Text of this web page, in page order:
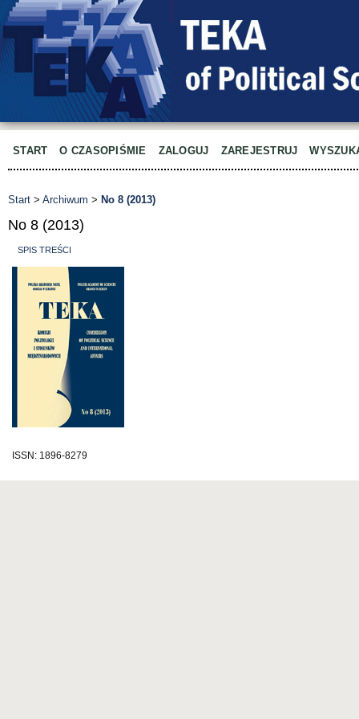
START O CZASOPIŚMIE ZALOGUJ ZAREJESTRUJ
Start > Archiwum > No 8 (2013)
No 8 (2013)
SPIS TREŚCI
ISSN: 1896-8279